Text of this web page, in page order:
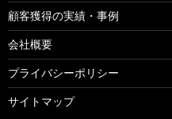
顧客獲得の実績・事例
会社概要
プライバシーポリシー
サイトマップ